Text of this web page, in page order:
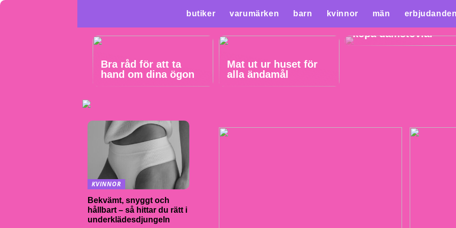
butiker varumärken barn kvinnor män erbjudanden
Bra råd för att ta
hand om dina ögon
Mat ut ur huset för
alla ändamål
köpa damstövlar
KVINNOR
Bekvämt, snyggt och
hållbart – så hittar du rätt i
underklädesdjungeln